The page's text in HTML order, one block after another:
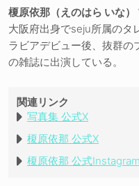
榎原依那（えのはら いな）
大阪府出身でseju所属のタ
ラビアデビュー後、抜群の
の雑誌に出演している。
関連リンク
写真集 公式X
榎原依那 公式X
榎原依那 公式Instagram